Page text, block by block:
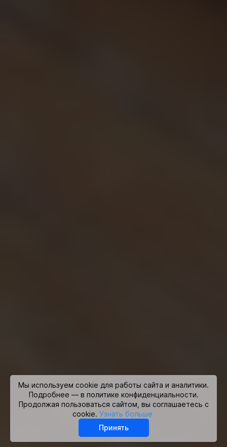
Мы используем cookie для работы сайта и аналитики.
Подробнее — в политике конфиденциальности.
Продолжая пользоваться сайтом, вы соглашаетесь с
cookie. Узнать больше
Принять